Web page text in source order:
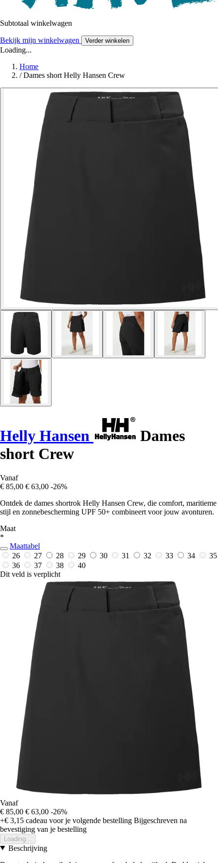
Subtotaal winkelwagen
Bekijk mijn winkelwagen Verder winkelen
Loading...
Home
/ Dames short Helly Hansen Crew
Helly Hansen
Dames
short Crew
Vanaf
€ 85,00 € 63,00 -26%
Ontdek de dames shortrok Helly Hansen Crew, die comfort, maritieme
stijl en zonnebescherming UPF 50+ combineert voor jouw avonturen.
Maat
*
Maattabel
26
27 28 29 30 31 32 33 34
35
36
37 38
40
Dit veld is verplicht
Vanaf
€ 85,00 € 63,00 -26%
+€ 3,15 cadeau voor je volgende bestelling Bijgeschreven na
bevestiging van je bestelling
Loading...
Beschrijving